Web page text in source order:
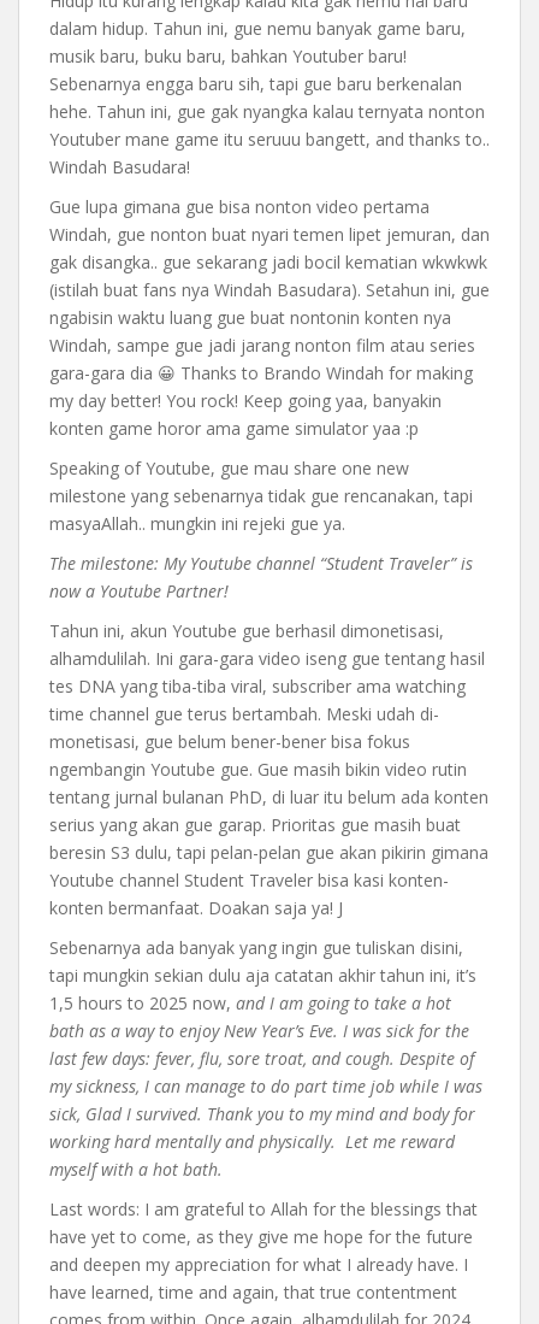
dalam hidup. Tahun ini, gue nemu banyak game baru,
musik baru, buku baru, bahkan Youtuber baru!
Sebenarnya engga baru sih, tapi gue baru berkenalan
hehe. Tahun ini, gue gak nyangka kalau ternyata nonton
Youtuber mane game itu seruuu bangett, and thanks to..
Windah Basudara!
Gue lupa gimana gue bisa nonton video pertama
Windah, gue nonton buat nyari temen lipet jemuran, dan
gak disangka.. gue sekarang jadi bocil kematian wkwkwk
(istilah buat fans nya Windah Basudara). Setahun ini, gue
ngabisin waktu luang gue buat nontonin konten nya
Windah, sampe gue jadi jarang nonton film atau series
gara-gara dia 😀 Thanks to Brando Windah for making
my day better! You rock! Keep going yaa, banyakin
konten game horor ama game simulator yaa :p
Speaking of Youtube, gue mau share one new
milestone yang sebenarnya tidak gue rencanakan, tapi
masyaAllah.. mungkin ini rejeki gue ya.
The milestone: My Youtube channel “Student Traveler” is
now a Youtube Partner!
Tahun ini, akun Youtube gue berhasil dimonetisasi,
alhamdulilah. Ini gara-gara video iseng gue tentang hasil
tes DNA yang tiba-tiba viral, subscriber ama watching
time channel gue terus bertambah. Meski udah di-
monetisasi, gue belum bener-bener bisa fokus
ngembangin Youtube gue. Gue masih bikin video rutin
tentang jurnal bulanan PhD, di luar itu belum ada konten
serius yang akan gue garap. Prioritas gue masih buat
beresin S3 dulu, tapi pelan-pelan gue akan pikirin gimana
Youtube channel Student Traveler bisa kasi konten-
konten bermanfaat. Doakan saja ya! J
Sebenarnya ada banyak yang ingin gue tuliskan disini,
tapi mungkin sekian dulu aja catatan akhir tahun ini, it’s
1,5 hours to 2025 now, and I am going to take a hot
bath as a way to enjoy New Year’s Eve. I was sick for the
last few days: fever, flu, sore troat, and cough. Despite of
my sickness, I can manage to do part time job while I was
sick, Glad I survived. Thank you to my mind and body for
working hard mentally and physically. Let me reward
myself with a hot bath.
Last words: I am grateful to Allah for the blessings that
have yet to come, as they give me hope for the future
and deepen my appreciation for what I already have. I
have learned, time and again, that true contentment